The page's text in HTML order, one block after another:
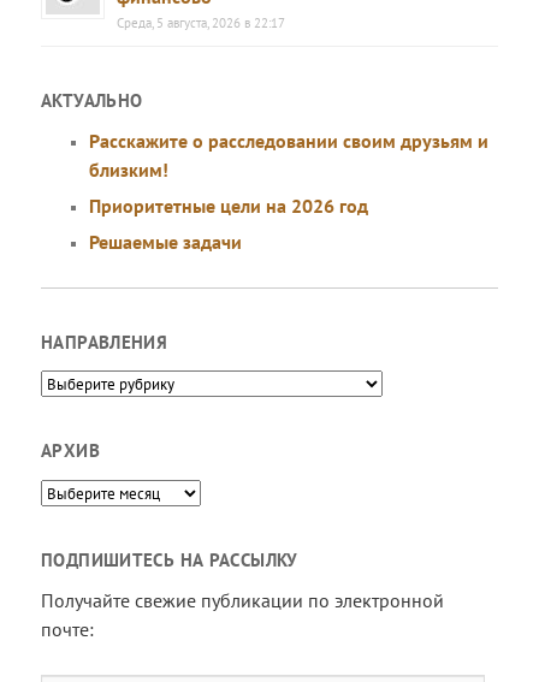
Среда, 5 августа, 2026 в 22:17
АКТУАЛЬНО
Расскажите о расследовании своим друзьям и
близким!
Приоритетные цели на 2026 год
Решаемые задачи
НАПРАВЛЕНИЯ
Направления
АРХИВ
Архив
ПОДПИШИТЕСЬ НА РАССЫЛКУ
Получайте свежие публикации по электронной
почте: